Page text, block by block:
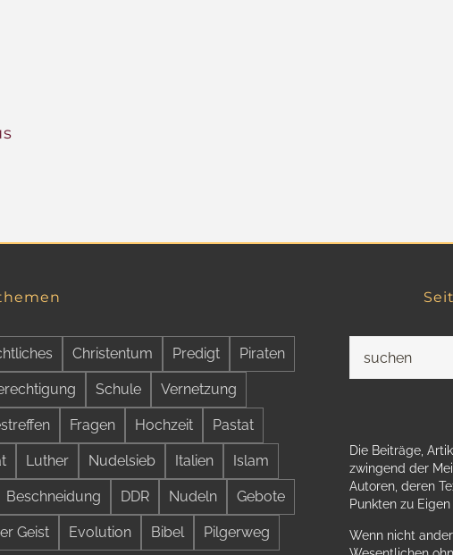
Christentum Predigt Piraten
Schule Vernetzung
Fragen Hochzeit Pastat
Luther Nudelsieb Italien Islam
Beschneidung DDR Nudeln Gebote
Geist Evolution Bibel Pilgerweg
nach:
Die Beiträge,
zwingend der
Autoren, deren
Punkten zu
Wenn nicht